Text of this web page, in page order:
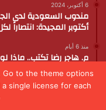
Go to the theme options
single license for each
6 أكتوبر، 2024
مندوب السعودية لدى
أكتوبر المجيدة: انتصاراً
منذ 6 أيام
م. هاجر رضا تكتب.. ماذا
في رسالتنا لأبنائنا مع